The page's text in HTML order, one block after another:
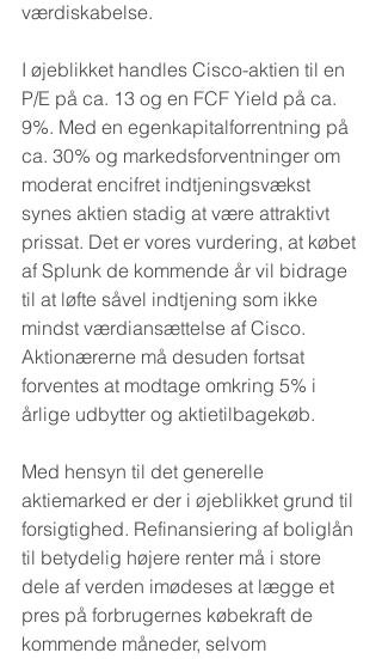
værdiskabelse.
I øjeblikket handles Cisco-aktien til en
P/E på ca. 13 og en FCF Yield på ca.
9%. Med en egenkapitalforrentning på
ca. 30% og markedsforventninger om
moderat encifret indtjeningsvækst
synes aktien stadig at være attraktivt
prissat. Det er vores vurdering, at købet
af Splunk de kommende år vil bidrage
til at løfte såvel indtjening som ikke
mindst værdiansættelse af Cisco.
Aktionærerne må desuden fortsat
forventes at modtage omkring 5% i
årlige udbytter og aktietilbagekøb.
Med hensyn til det generelle
aktiemarked er der i øjeblikket grund til
forsigtighed. Refinansiering af boliglån
til betydelig højere renter må i store
dele af verden imødeses at lægge et
pres på forbrugernes købekraft de
kommende måneder, selvom